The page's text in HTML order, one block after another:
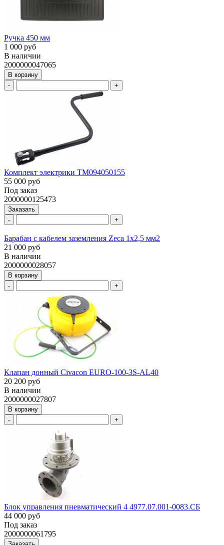
Ручка 450 мм
1 000 руб
В наличии
2000000047065
В корзину
-
+
Комплект электрики ТМ094050155
55 000 руб
Под заказ
2000000125473
Заказать
-
+
Барабан с кабелем заземления Zeca 1х2,5 мм2
21 000 руб
В наличии
2000000028057
В корзину
-
+
Клапан донный Civacon EURO-100-3S-AL40
20 200 руб
В наличии
2000000027807
В корзину
-
+
Блок управления пневматический 4 4977.07.001-0083.СБ
44 000 руб
Под заказ
2000000061795